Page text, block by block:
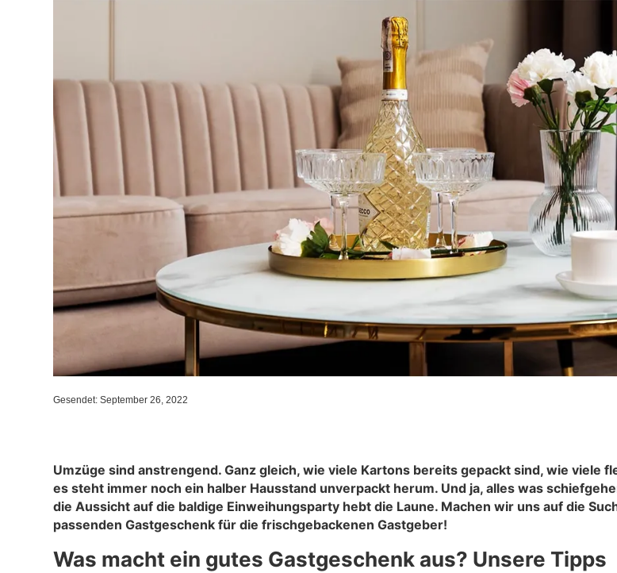
Gesendet: September 26, 2022
Umzüge sind anstrengend. Ganz gleich, wie viele Kartons bereits gepackt sind, wie viele
es steht immer noch ein halber Hausstand unverpackt herum. Und ja, alles was
die Aussicht auf die baldige Einweihungsparty hebt die Laune. Machen wir uns auf die
passenden Gastgeschenk für die frischgebackenen Gastgeber!
Was macht ein gutes Gastgeschenk aus? Unsere Tipps